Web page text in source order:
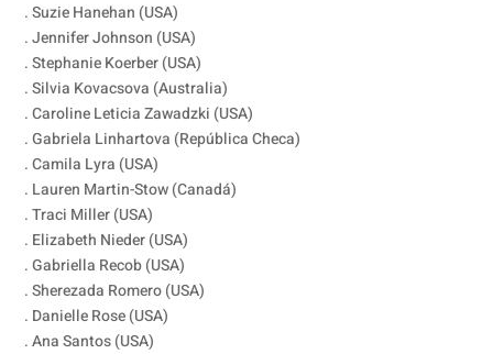
. Suzie Hanehan (USA)
. Jennifer Johnson (USA)
. Stephanie Koerber (USA)
. Silvia Kovacsova (Australia)
. Caroline Leticia Zawadzki (USA)
. Gabriela Linhartova (República Checa)
. Camila Lyra (USA)
. Lauren Martin-Stow (Canadá)
. Traci Miller (USA)
. Elizabeth Nieder (USA)
. Gabriella Recob (USA)
. Sherezada Romero (USA)
. Danielle Rose (USA)
. Ana Santos (USA)